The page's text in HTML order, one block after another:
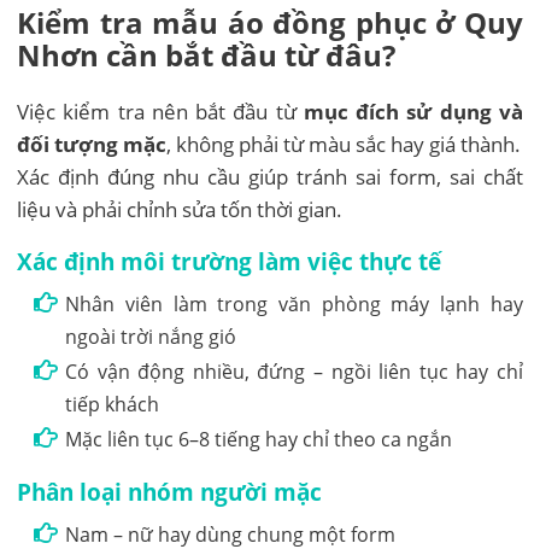
Kiểm tra mẫu áo đồng phục ở Quy
Nhơn cần bắt đầu từ đâu?
Việc kiểm tra nên bắt đầu từ mục đích sử dụng và
đối tượng mặc, không phải từ màu sắc hay giá thành.
Xác định đúng nhu cầu giúp tránh sai form, sai chất
liệu và phải chỉnh sửa tốn thời gian.
Xác định môi trường làm việc thực tế
Nhân viên làm trong văn phòng máy lạnh hay
ngoài trời nắng gió
Có vận động nhiều, đứng – ngồi liên tục hay chỉ
tiếp khách
Mặc liên tục 6–8 tiếng hay chỉ theo ca ngắn
Phân loại nhóm người mặc
Nam – nữ hay dùng chung một form